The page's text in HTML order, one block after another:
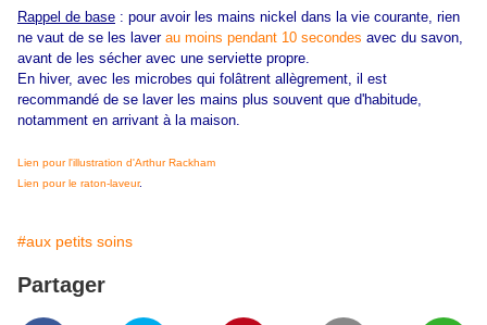
Rappel de base : pour avoir les mains nickel dans la vie courante, rien
ne vaut de se les laver au moins pendant 10 secondes avec du savon,
avant de les sécher avec une serviette propre.
En hiver, avec les microbes qui folâtrent allègrement, il est
recommandé de se laver les mains plus souvent que d'habitude,
notamment en arrivant à la maison.
Lien pour l'illustration d'Arthur Rackham
Lien pour le raton-laveur.
#aux petits soins
Partager